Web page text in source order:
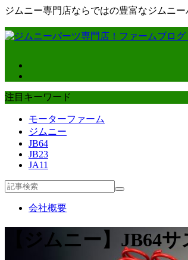
ジムニー専門店ならではの豊富なジム
注目キーワード
モーターファーム
ジムニー
JB64
JB23
JA11
会社概要
【ジムニー】JB64